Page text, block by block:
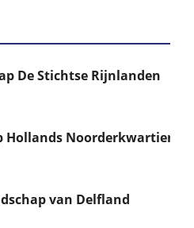
De Stichtse Rijnlanden
Hollands Noorderkwartier
van Delfland